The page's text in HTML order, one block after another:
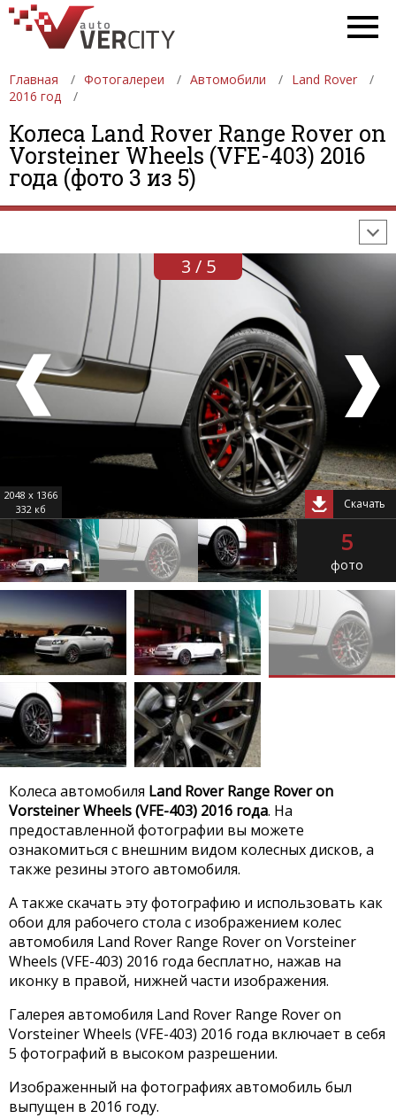
Главная Фотогалереи Автомобили
Land Rover
2016 год
Колеса Land Rover Range Rover on
Vorsteiner Wheels (VFE-403) 2016
года (фото 3 из 5)
ФОТОГАЛЕРЕИ АВТОМОБИЛИ
ДЕВУШКИ
АВТОСАЛОНЫ
ФОРМУЛА-1
3 / 5
2048 x 1366
332 кб
Скачать
5
фото
Колеса автомобиля Land Rover Range Rover on
Vorsteiner Wheels (VFE-403) 2016 года. На
предоставленной фотографии вы можете
ознакомиться с внешним видом колесных дисков, а
также резины этого автомобиля.
А также скачать эту фотографию и использовать как
обои для рабочего стола с изображением колес
автомобиля Land Rover Range Rover on Vorsteiner
Wheels (VFE-403) 2016 года бесплатно, нажав на
иконку в правой, нижней части изображения.
Галерея автомобиля Land Rover Range Rover on
Vorsteiner Wheels (VFE-403) 2016 года включает в себя
5 фотографий в высоком разрешении.
Изображенный на фотографиях автомобиль был
выпущен в 2016 году.